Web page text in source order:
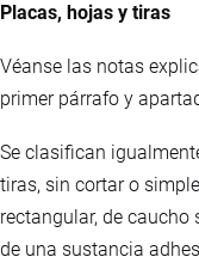
Placas, hojas y tiras
Véanse las notas
primer párrafo y
Se clasifican
tiras, sin cortar o
rectangular, de caucho
de una sustancia